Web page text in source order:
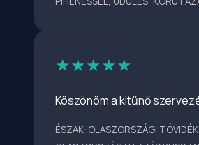
★★★★★
OLASZORSZÁG UTAZÁS BUSSZAL